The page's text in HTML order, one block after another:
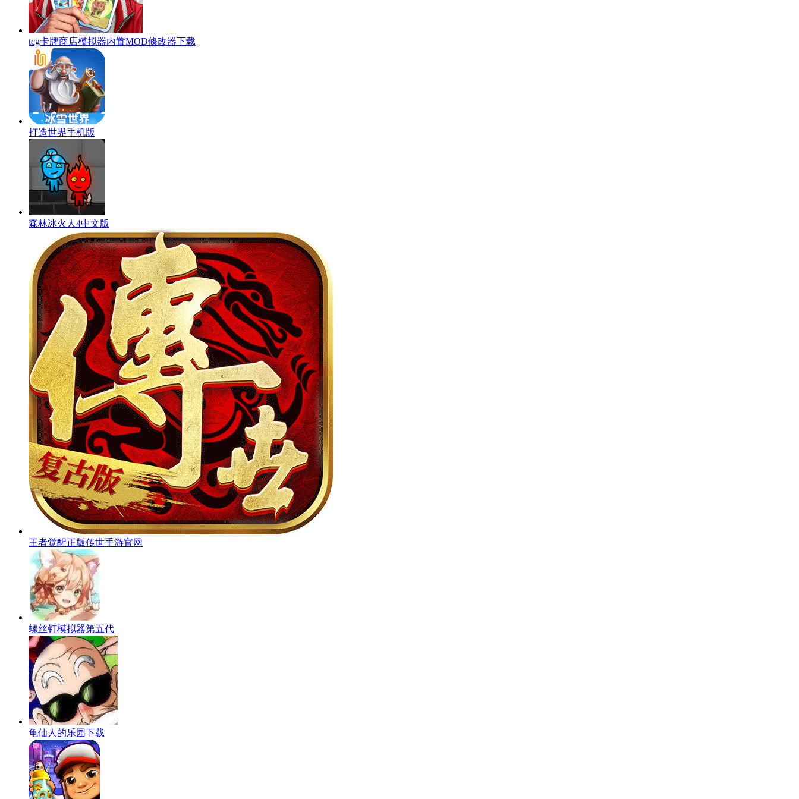
tcg卡牌商店模拟器内置MOD修改器下载
打造世界手机版
森林冰火人4中文版
王者觉醒正版传世手游官网
螺丝钉模拟器第五代
龟仙人的乐园下载